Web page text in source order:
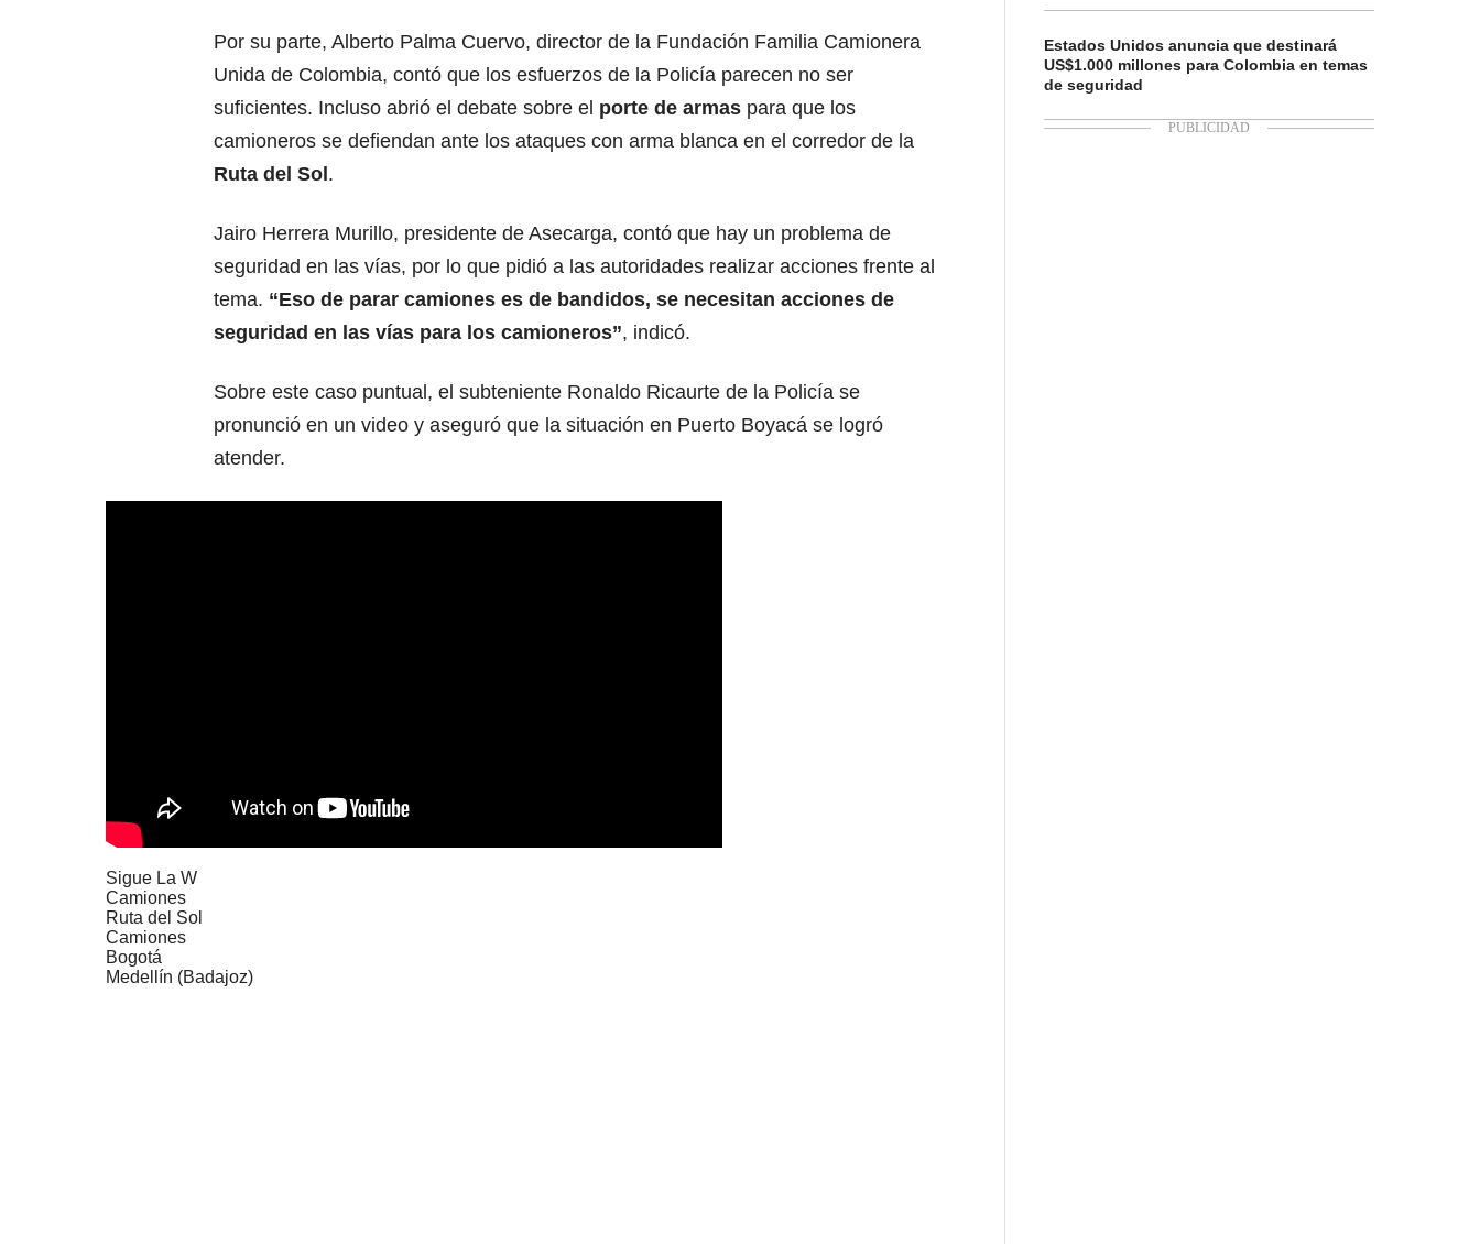
Por su parte, Alberto Palma Cuervo, director de la Fundación Familia Camionera
Unida de Colombia, contó que los esfuerzos de la Policía parecen no ser
suficientes. Incluso abrió el debate sobre el porte de armas para que los
camioneros se defiendan ante los ataques con arma blanca en el corredor de la
Ruta del Sol .
Jairo Herrera Murillo, presidente de Asecarga, contó que hay un problema de
seguridad en las vías, por lo que pidió a las autoridades realizar acciones frente al
tema. “Eso de parar camiones es de bandidos, se necesitan acciones de
seguridad en las vías para los camioneros”, indicó.
Sobre este caso puntual, el subteniente Ronaldo Ricaurte de la Policía se
pronunció en un video y aseguró que la situación en Puerto Boyacá se logró
atender.
Sigue La W
Camiones
Ruta del Sol
Camiones
Bogotá
Medellín (Badajoz)
Estados Unidos anuncia que destinará
US$1.000 millones para Colombia en temas
de seguridad